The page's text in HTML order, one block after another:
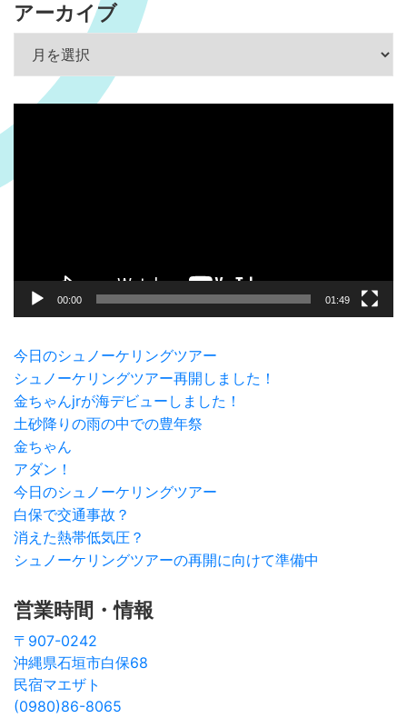
アーカイブ
レ
00:00 01:49
今日のシュノーケリングツアー
シュノーケリングツアー再開しました！
金ちゃんjrが海デビューしました！
土砂降りの雨の中での豊年祭
金ちゃん
アダン！
今日のシュノーケリングツアー
白保で交通事故？
消えた熱帯低気圧？
シュノーケリングツアーの再開に向けて準備中
営業時間・情報
〒907-0242
沖縄県石垣市白保68
民宿マエザト
(0980)86-8065